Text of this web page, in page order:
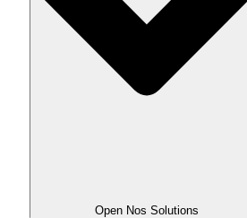
Open Nos Solutions